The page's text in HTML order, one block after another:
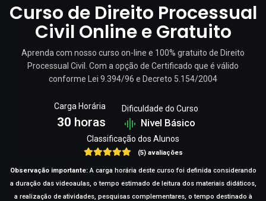
Curso de Direito Processual
Civil Online e Gratuito
Aprenda com nosso curso on-line e 100% gratuito de Direito
Processual Civil. Com a opção de Certificado que é válido
conforme Lei 9.394/96 e Decreto 5.154/2004
Carga Horária
30 horas
Dificuldade do Curso
Nivel Básico
Classificação dos Alunos
(5) avaliações
Observação importante:A carga horária deste curso foi definida considerando
a duração das videoaulas, o tempo estimado de leitura dos materiais didáticos,
a realização de atividades, pesquisas complementares, o tempo destinado à